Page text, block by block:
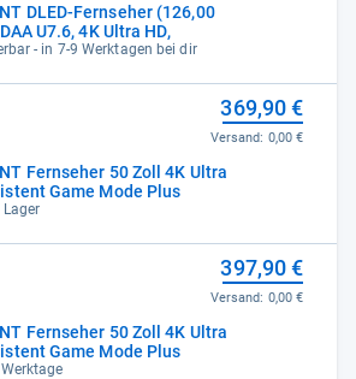
DLED-Fernseher (126,00
U7.6, 4K Ultra HD,
- in 7-9 Werktagen bei dir
Fernseher 50 Zoll 4K Ultra
Game Mode Plus
369,90 €
Versand: 0,00 €
Fernseher 50 Zoll 4K Ultra
Game Mode Plus
397,90 €
Versand: 0,00 €